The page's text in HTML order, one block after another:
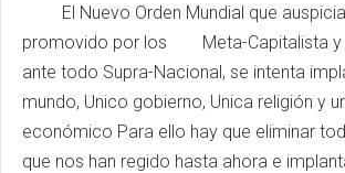
El Nuevo Orden Mundial que
promovido por los Meta-Capitalista y
ante todo Supra-Nacional, se intenta
mundo, Unico gobierno, Unica religión y
económico Para ello hay que eliminar
que nos han regido hasta ahora e